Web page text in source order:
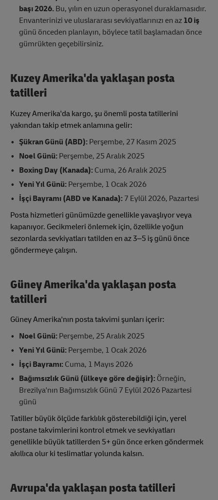
başı 2026.Bu, yılın en uzun operasyonel duraklamasıdır.
Envanterinizi ve uluslararası sevkiyatlarınızı en az 10 iş
günü önceden planlayın, böylece tatil başlamadan önce
gümrükten geçebilirsiniz.
Kuzey Amerika'da yaklaşan posta
tatilleri
Kuzey Amerika'da kargo, şu önemli posta tatillerini
yakından takip etmek anlamına gelir:
Şükran Günü (ABD):Perşembe, 27 Kasım 2025
Noel Günü:Perşembe, 25 Aralık 2025
Boxing Day (Kanada):Cuma, 26 Aralık 2025
Yeni Yıl Günü:Perşembe, 1 Ocak 2026
İşçi Bayramı (ABD ve Kanada):7 Eylül 2026, Pazartesi
Posta hizmetleri günümüzde genellikle yavaşlıyor veya
kapanıyor. Gecikmeleri önlemek için, özellikle yoğun
sezonlarda sevkiyatları tatilden en az 3–5 iş günü önce
göndermeye çalışın.
Güney Amerika'da yaklaşan posta
tatilleri
Güney Amerika'nın posta takvimi şunları içerir:
Noel Günü:Perşembe, 25 Aralık 2025
Yeni Yıl Günü:Perşembe, 1 Ocak 2026
İşçi Bayramı:Cuma, 1 Mayıs 2026
Bağımsızlık Günü (ülkeye göre değişir):Örneğin,
Brezilya'nın Bağımsızlık Günü 7 Eylül 2026 Pazartesi
günü
Tatiller büyük ölçüde farklılık gösterebildiği için, yerel
postane takvimlerini kontrol etmek ve sevkiyatları
genellikle büyük tatillerden 5+ gün önce erken göndermek
akıllıca olur ki teslimatlar yolunda kalsın.
Avrupa'da yaklaşan posta tatilleri